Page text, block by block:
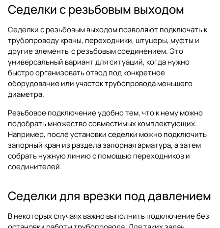
Седелки с резьбовым выходом
Седелки с резьбовым выходом позволяют подключать к
трубопроводу краны, переходники, штуцеры, муфты и
другие элементы с резьбовым соединением. Это
универсальный вариант для ситуаций, когда нужно
быстро организовать отвод под конкретное
оборудование или участок трубопровода меньшего
диаметра.
Резьбовое подключение удобно тем, что к нему можно
подобрать множество совместимых комплектующих.
Например, после установки седелки можно подключить
запорный кран из разделазапорная арматура, а затем
собрать нужную линию с помощью переходников и
соединителей.
Седелки для врезки под давлением
В некоторых случаях важно выполнить подключение без